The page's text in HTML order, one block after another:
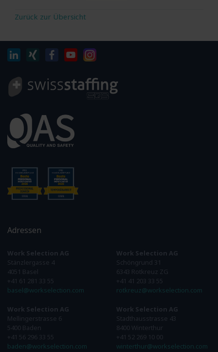
Zurück zur Übersicht
Adressen
Work Selection AG
Stänzlergasse 4
4051 Basel
+41 61 281 33 55
basel@workselection.com
Work Selection AG
Mellingerstrasse 6
5400 Baden
+41 56 296 33 55
baden@workselection.com
Work Selection AG
Schöngrund 31
6343 Rotkreuz ZG
+41 41 203 33 55
rotkreuz@workselection.com
Work Selection AG
Stadthausstrasse 43
8400 Winterthur
+41 52 269 10 00
winterthur@workselection.com